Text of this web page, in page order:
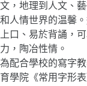
文，地理到人文、
和人情世界的温馨
上口、易於背誦，
力，陶冶性情。
為配合學校的寫字
育學院《常用字形